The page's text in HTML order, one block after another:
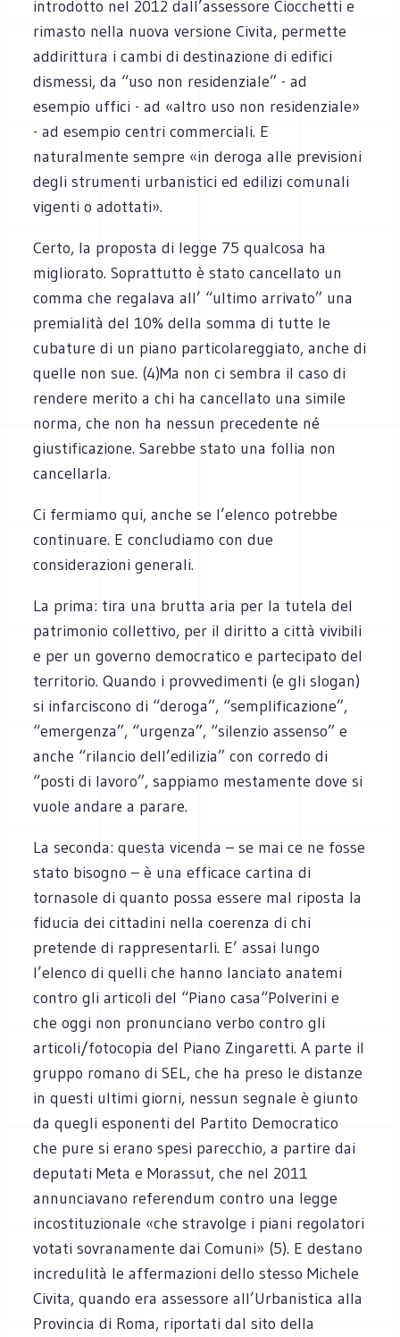
introdotto nel 2012 dall’assessore Ciocchetti e
rimasto nella nuova versione Civita, permette
addirittura i cambi di destinazione di edifici
dismessi, da “uso non residenziale” - ad
esempio uffici - ad «altro uso non residenziale»
- ad esempio centri commerciali. E
naturalmente sempre «in deroga alle previsioni
degli strumenti urbanistici ed edilizi comunali
vigenti o adottati».
Certo, la proposta di legge 75 qualcosa ha
migliorato. Soprattutto è stato cancellato un
comma che regalava all’ “ultimo arrivato” una
premialità del 10% della somma di tutte le
cubature di un piano particolareggiato, anche di
quelle non sue. (4)Ma non ci sembra il caso di
rendere merito a chi ha cancellato una simile
norma, che non ha nessun precedente né
giustificazione. Sarebbe stato una follia non
cancellarla.
Ci fermiamo qui, anche se l’elenco potrebbe
continuare. E concludiamo con due
considerazioni generali.
La prima: tira una brutta aria per la tutela del
patrimonio collettivo, per il diritto a città vivibili
e per un governo democratico e partecipato del
territorio. Quando i provvedimenti (e gli slogan)
si infarciscono di “deroga”, “semplificazione”,
“emergenza”, “urgenza”, “silenzio assenso” e
anche “rilancio dell’edilizia” con corredo di
“posti di lavoro”, sappiamo mestamente dove si
vuole andare a parare.
La seconda: questa vicenda – se mai ce ne fosse
stato bisogno – è una efficace cartina di
tornasole di quanto possa essere mal riposta la
fiducia dei cittadini nella coerenza di chi
pretende di rappresentarli. E’ assai lungo
l’elenco di quelli che hanno lanciato anatemi
contro gli articoli del “Piano casa“Polverini e
che oggi non pronunciano verbo contro gli
articoli/fotocopia del Piano Zingaretti. A parte il
gruppo romano di SEL, che ha preso le distanze
in questi ultimi giorni, nessun segnale è giunto
da quegli esponenti del Partito Democratico
che pure si erano spesi parecchio, a partire dai
deputati Meta e Morassut, che nel 2011
annunciavano referendum contro una legge
incostituzionale «che stravolge i piani regolatori
votati sovranamente dai Comuni» (5). E destano
incredulità le affermazioni dello stesso Michele
Civita, quando era assessore all’Urbanistica alla
Provincia di Roma, riportati dal sito della